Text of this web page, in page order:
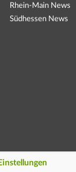
Rhein-Main News
Südhessen News